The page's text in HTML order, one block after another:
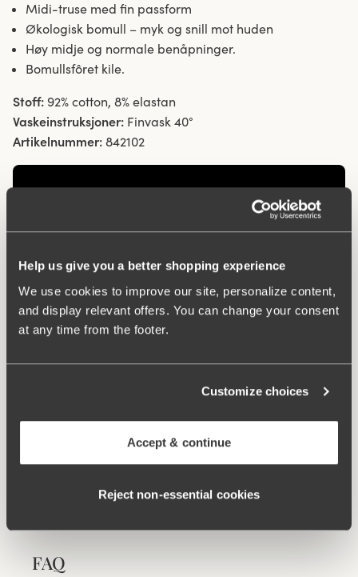
Help us give you a better shopping experience
We use cookies to improve our site, personalize content,
and display relevant offers. You can change your consent
at any time from the footer.
Customize choices
Accept & continue
Reject non‑essential cookies
Midi-truse med fin passform
Økologisk bomull – myk og snill mot huden
Høy midje og normale benåpninger.
Bomullsfôret kile.
Stoff: 92% cotton, 8% elastan
Vaskeinstruksjoner: Finvask 40°
Artikelnummer: 842102
Viewing image 1 of 11
Lovely Lace Support bh
FAQ